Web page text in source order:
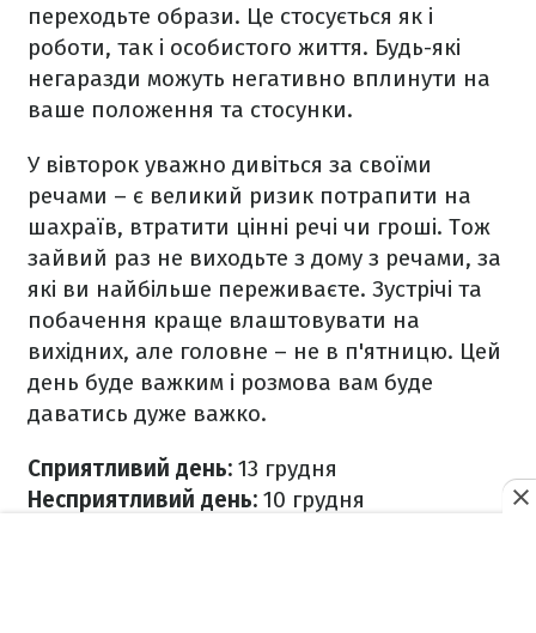
переходьте образи. Це стосується як і
роботи, так і особистого життя. Будь-які
негаразди можуть негативно вплинути на
ваше положення та стосунки.
У вівторок уважно дивіться за своїми
речами – є великий ризик потрапити на
шахраїв, втратити цінні речі чи гроші. Тож
зайвий раз не виходьте з дому з речами, за
які ви найбільше переживаєте. Зустрічі та
побачення краще влаштовувати на
вихідних, але головне – не в п'ятницю. Цей
день буде важким і розмова вам буде
даватись дуже важко.
Сприятливий день: 13 грудня
Несприятливий день: 10 грудня